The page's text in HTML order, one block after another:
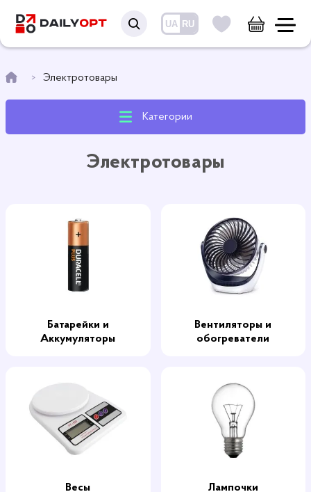
UA RU
Электротовары
Категории
Электротовары
Батарейки и
Аккумуляторы
Вентиляторы и
обогреватели
Весы Лампочки